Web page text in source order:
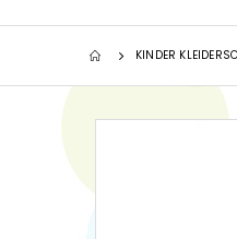
KINDER